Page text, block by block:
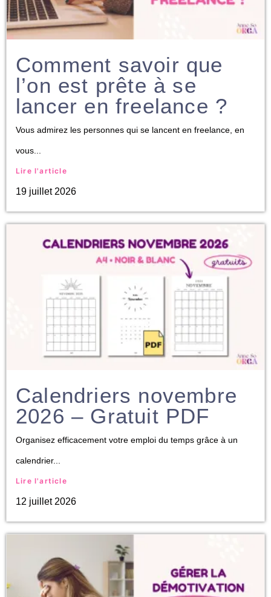
Comment savoir que
l’on est prête à se
lancer en freelance ?
Vous admirez les personnes qui se lancent en freelance, en
vous...
Lire l'article
19 juillet 2026
Calendriers novembre
2026 – Gratuit PDF
Organisez efficacement votre emploi du temps grâce à un
calendrier...
Lire l'article
12 juillet 2026